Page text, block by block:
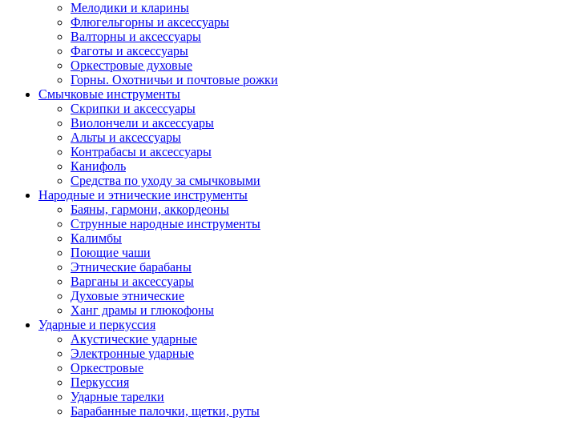
Мелодики и кларины
Флюгельгорны и аксессуары
Валторны и аксессуары
Фаготы и аксессуары
Оркестровые духовые
Горны. Охотничьи и почтовые рожки
Смычковые инструменты
Скрипки и аксессуары
Виолончели и аксессуары
Альты и аксессуары
Контрабасы и аксессуары
Канифоль
Средства по уходу за смычковыми
Народные и этнические инструменты
Баяны, гармони, аккордеоны
Струнные народные инструменты
Калимбы
Поющие чаши
Этнические барабаны
Варганы и аксессуары
Духовые этнические
Ханг драмы и глюкофоны
Ударные и перкуссия
Акустические ударные
Электронные ударные
Оркестровые
Перкуссия
Ударные тарелки
Барабанные палочки, щетки, руты